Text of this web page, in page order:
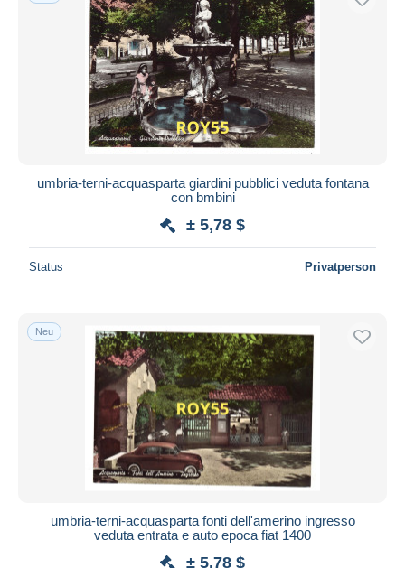
umbria-terni-acquasparta giardini pubblici veduta fontana
con bmbini
± 5,78 $
Status Privatperson
Neu
umbria-terni-acquasparta fonti dell'amerino ingresso
veduta entrata e auto epoca fiat 1400
± 5,78 $